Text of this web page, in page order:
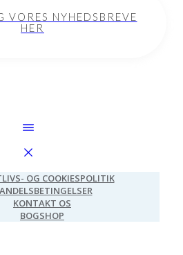
VORES NYHEDSBREVE
HER
OG COOKIESPOLITIK
KONTAKT OS
BOGSHOP